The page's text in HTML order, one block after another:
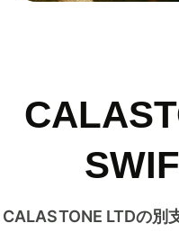
CALASTONE LTDの別